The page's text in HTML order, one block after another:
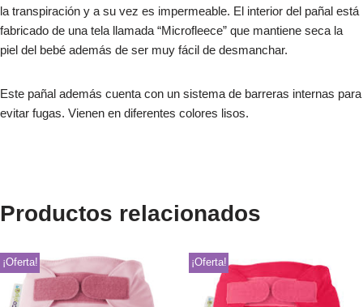
la transpiración y a su vez es impermeable. El interior del pañal está
fabricado de una tela llamada “Microfleece” que mantiene seca la
piel del bebé además de ser muy fácil de desmanchar.
Este pañal además cuenta con un sistema de barreras internas para
evitar fugas. Vienen en diferentes colores lisos.
Productos relacionados
¡Oferta! ¡Oferta!